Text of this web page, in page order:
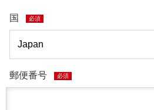
国 必須
郵便番号 必須